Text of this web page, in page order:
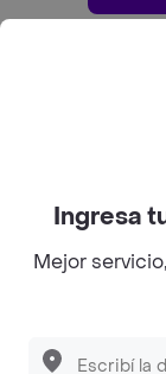
Descubre
Pide tu
Ingresa
Mejor